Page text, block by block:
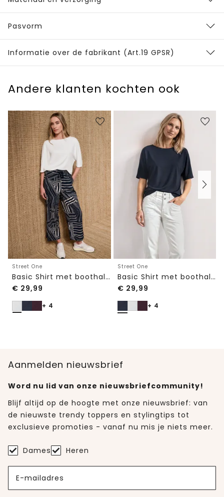
Pasvorm
Informatie over de fabrikant (Art.19 GPSR)
Andere klanten kochten ook
Street One
Basic Shirt met boothals en elastische zoom
€ 29,99
+ 4
Street One
Basic Shirt met boothals en elastische zoom
€ 29,99
+ 4
Aanmelden nieuwsbrief
Word nu lid van onze nieuwsbriefcommunity!
Blijf altijd op de hoogte met onze nieuwsbrief: van
de nieuwste trendy toppers en stylingtips tot
exclusieve promoties - vanaf nu mis je niets meer.
Dames Heren
E-mailadres